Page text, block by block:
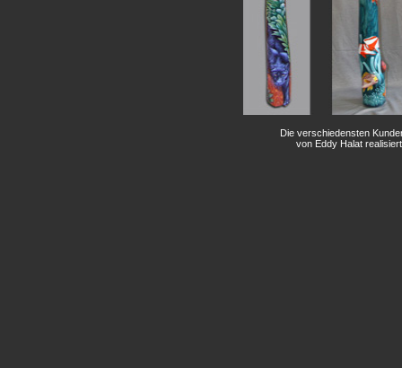
Die verschiedensten
von Eddy Halat